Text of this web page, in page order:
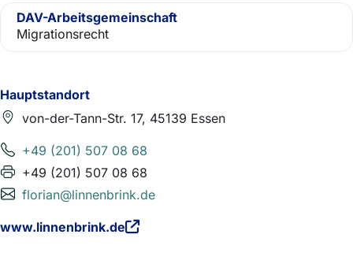
Hauptstandort
von-der-Tann-Str. 17, 45139 Essen
+49 (201) 507 08 68
+49 (201) 507 08 68
florian@linnenbrink.de
www.linnenbrink.de
DAV-Arbeitsgemeinschaft
Migrationsrecht